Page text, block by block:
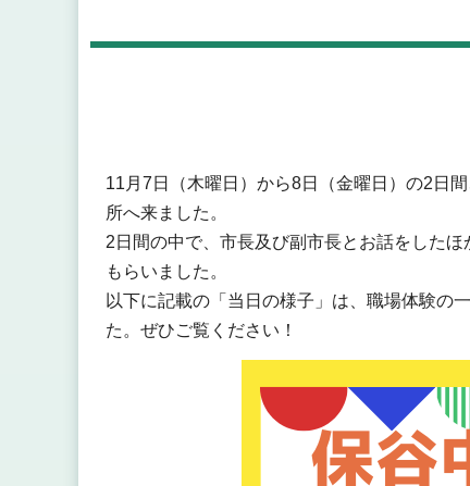
11月7日（木曜日）から8日（金曜日）の2日
所へ来ました。
2日間の中で、市長及び副市長とお話をした
もらいました。
以下に記載の「当日の様子」は、職場体験の
た。ぜひご覧ください！